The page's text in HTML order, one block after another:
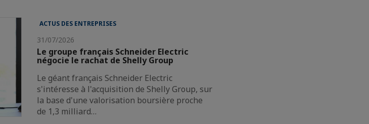
ACTUS DES ENTREPRISES
31/07/2026
Le groupe français Schneider Electric
négocie le rachat de Shelly Group
Le géant français Schneider Electric
s'intéresse à l'acquisition de Shelly Group, sur
la base d'une valorisation boursière proche
de 1,3 milliard…